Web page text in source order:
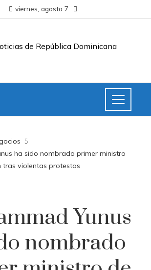
viernes, agosto 7
ha sido nombrado primer ministro
tras violentas protestas
Yunus
nombrado